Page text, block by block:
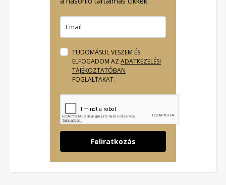
TUDOMÁSUL VESZEM ÉS
ELFOGADOM AZ ADATKEZELÉSI
TÁJÉKOZTATÓBAN
FOGLALTAKAT.
Feliratkozás